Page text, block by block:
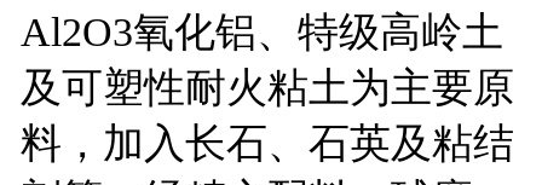
Al2O3氧化铝、特级高岭土
及可塑性耐火粘土为主要原
料，加入长石、石英及粘结